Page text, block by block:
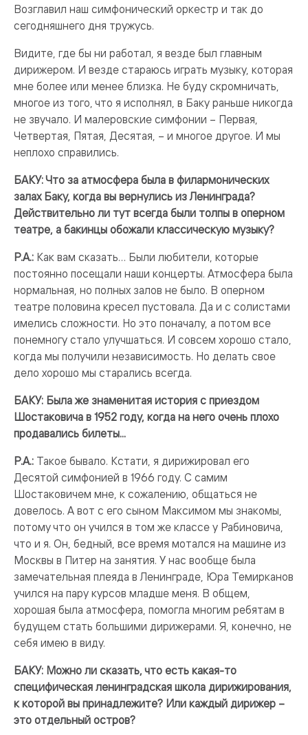
Возглавил наш симфонический оркестр и так до
сегодняшнего дня тружусь.
Видите, где бы ни работал, я везде был главным
дирижером. И везде стараюсь играть музыку, которая
мне более или менее близка. Не буду скромничать,
многое из того, что я исполнял, в Баку раньше никогда
не звучало. И малеровские симфонии – Первая,
Четвертая, Пятая, Десятая, – и многое другое. И мы
неплохо справились.
БАКУ: Что за атмосфера была в филармонических
залах Баку, когда вы вернулись из Ленинграда?
Действительно ли тут всегда были толпы в оперном
театре, а бакинцы обожали классическую музыку?
Р.А.: Как вам сказать… Были любители, которые
постоянно посещали наши концерты. Атмосфера была
нормальная, но полных залов не было. В оперном
театре половина кресел пустовала. Да и с солистами
имелись сложности. Но это поначалу, а потом все
понемногу стало улучшаться. И совсем хорошо стало,
когда мы получили независимость. Но делать свое
дело хорошо мы старались всегда.
БАКУ: Была же знаменитая история с приездом
Шостаковича в 1952 году, когда на него очень плохо
продавались билеты...
Р.А.: Такое бывало. Кстати, я дирижировал его
Десятой симфонией в 1966 году. С самим
Шостаковичем мне, к сожалению, общаться не
довелось. А вот с его сыном Максимом мы знакомы,
потому что он учился в том же классе у Рабиновича,
что и я. Он, бедный, все время мотался на машине из
Москвы в Питер на занятия. У нас вообще была
замечательная плеяда в Ленинграде, Юра Темирканов
учился на пару курсов младше меня. В общем,
хорошая была атмосфера, помогла многим ребятам в
будущем стать большими дирижерами. Я, конечно, не
себя имею в виду.
БАКУ: Можно ли сказать, что есть какая-то
специфическая ленинградская школа дирижирования,
к которой вы принадлежите? Или каждый дирижер –
это отдельный остров?